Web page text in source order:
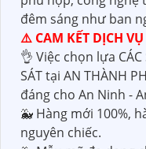
đêm sáng như ban
⚠️ CAM KẾT DỊCH
👌 Việc chọn lựa CÁC
SÁT tại AN THÀNH
đáng cho An Ninh -
🐳 Hàng mới 100%,
nguyên chiếc.